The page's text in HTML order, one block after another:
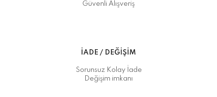
Güvenli Alışveriş
İADE / DEĞİŞİM
Sorunsuz Kolay İade
Değişim imkanı